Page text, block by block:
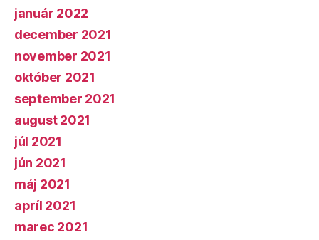
január 2022
december 2021
november 2021
október 2021
september 2021
august 2021
júl 2021
jún 2021
máj 2021
apríl 2021
marec 2021